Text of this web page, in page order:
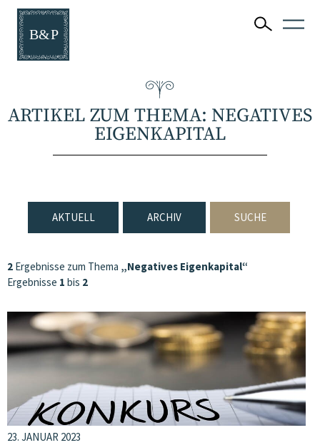
ARTIKEL ZUM THEMA: NEGATIVES
EIGENKAPITAL
AKTUELL ARCHIV SUCHE
2 Ergebnisse zum Thema „Negatives Eigenkapital“
Ergebnisse 1 bis 2
23. JANUAR 2023